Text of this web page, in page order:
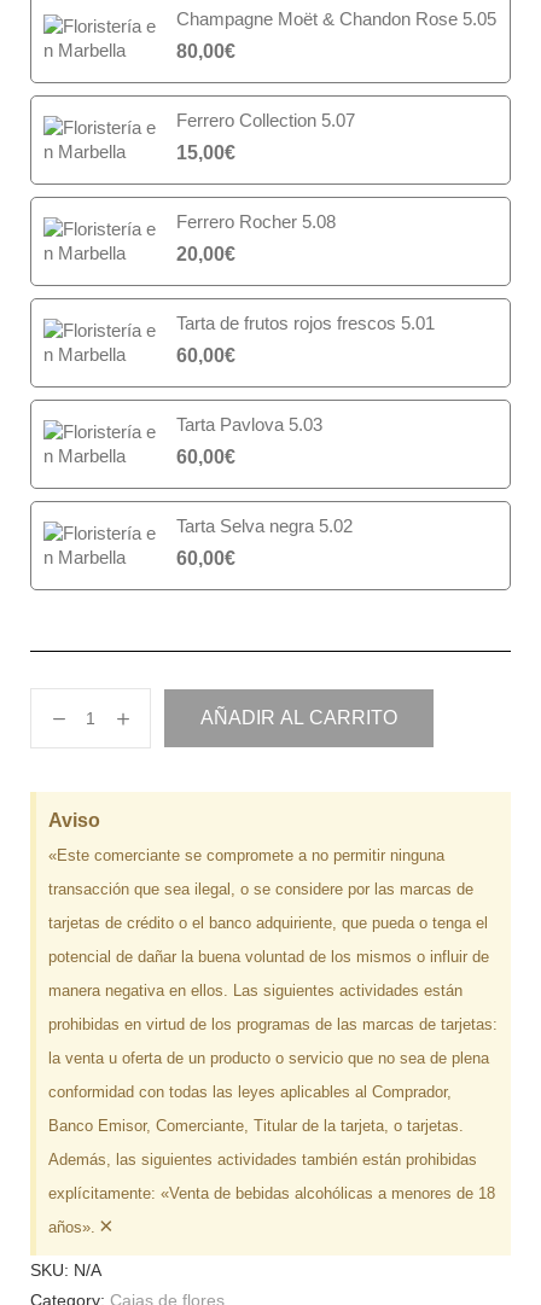
Champagne Moët & Chandon Rose 5.05
80,00€
Ferrero Collection 5.07
15,00€
Ferrero Rocher 5.08
20,00€
Tarta de frutos rojos frescos 5.01
60,00€
Tarta Pavlova 5.03
60,00€
Tarta Selva negra 5.02
60,00€
AÑADIR AL CARRITO
Aviso
«Este comerciante se compromete a no permitir ninguna
transacción que sea ilegal, o se considere por las marcas de
tarjetas de crédito o el banco adquiriente, que pueda o tenga el
potencial de dañar la buena voluntad de los mismos o influir de
manera negativa en ellos. Las siguientes actividades están
prohibidas en virtud de los programas de las marcas de tarjetas:
la venta u oferta de un producto o servicio que no sea de plena
conformidad con todas las leyes aplicables al Comprador,
Banco Emisor, Comerciante, Titular de la tarjeta, o tarjetas.
Además, las siguientes actividades también están prohibidas
explícitamente: «Venta de bebidas alcohólicas a menores de 18
años». ×
SKU: N/A
Category: Cajas de flores